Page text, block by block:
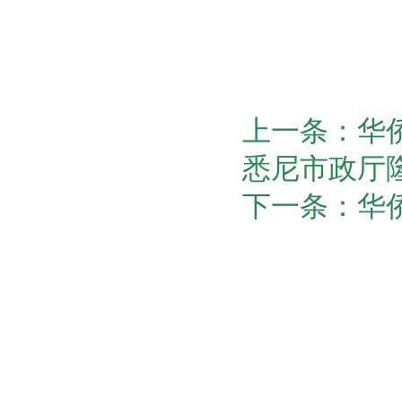
上一条：华
悉尼市政厅
下一条：华